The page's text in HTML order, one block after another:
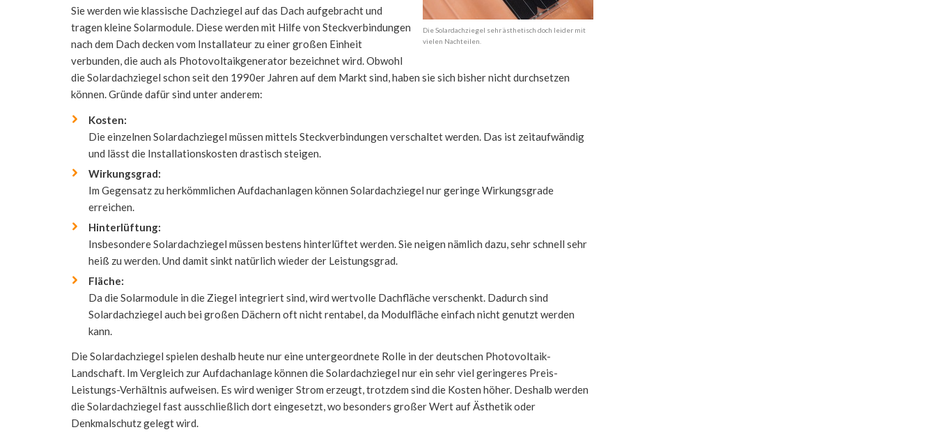
Die Solardachziegel sehr ästhetisch doch leider mit
vielen Nachteilen.
Sie werden wie klassische Dachziegel auf das Dach aufgebracht und
tragen kleine Solarmodule. Diese werden mit Hilfe von Steckverbindungen
nach dem Dach decken vom Installateur zu einer großen Einheit
verbunden, die auch als Photovoltaikgenerator bezeichnet wird. Obwohl
die Solardachziegel schon seit den 1990er Jahren auf dem Markt sind, haben sie sich bisher nicht durchsetzen
können. Gründe dafür sind unter anderem:
Kosten:
Die einzelnen Solardachziegel müssen mittels Steckverbindungen verschaltet werden. Das ist zeitaufwändig
und lässt die Installationskosten drastisch steigen.
Wirkungsgrad:
Im Gegensatz zu herkömmlichen Aufdachanlagen können Solardachziegel nur geringe Wirkungsgrade
erreichen.
Hinterlüftung:
Insbesondere Solardachziegel müssen bestens hinterlüftet werden. Sie neigen nämlich dazu, sehr schnell sehr
heiß zu werden. Und damit sinkt natürlich wieder der Leistungsgrad.
Fläche:
Da die Solarmodule in die Ziegel integriert sind, wird wertvolle Dachfläche verschenkt. Dadurch sind
Solardachziegel auch bei großen Dächern oft nicht rentabel, da Modulfläche einfach nicht genutzt werden
kann.
Die Solardachziegel spielen deshalb heute nur eine untergeordnete Rolle in der deutschen Photovoltaik-
Landschaft. Im Vergleich zur Aufdachanlage können die Solardachziegel nur ein sehr viel geringeres Preis-
Leistungs-Verhältnis aufweisen. Es wird weniger Strom erzeugt, trotzdem sind die Kosten höher. Deshalb werden
die Solardachziegel fast ausschließlich dort eingesetzt, wo besonders großer Wert auf Ästhetik oder
Denkmalschutz gelegt wird.